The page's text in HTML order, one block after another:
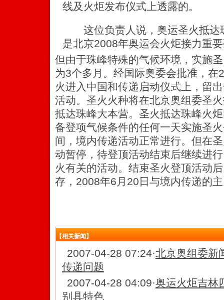
线及火炬发布仪式上透露的。
这位负责人说，奥运圣火抵达
是北京2008年奥运会火炬接力重
但由于珠峰特殊的气候环境，实施
为3个多月。经国际奥委会批准，
火进入中国和传递启动仪式上，留
活动。圣火火种将在北京奥组委圣
抵达珠峰大本营。圣火抵达珠峰火
备登项气候条件的任何一天实施圣
间，境内传递活动正常进行。但在
动暂停，待登顶活动结束后继续进
火有关的活动。结束圣火登顶活动
存，2008年6月20日与境内传递的
【相关新闻】
2007-04-28 07:24·北京奥组委新
传递问题
2007-04-28 04:09·奥运火炬吉林
别具特色